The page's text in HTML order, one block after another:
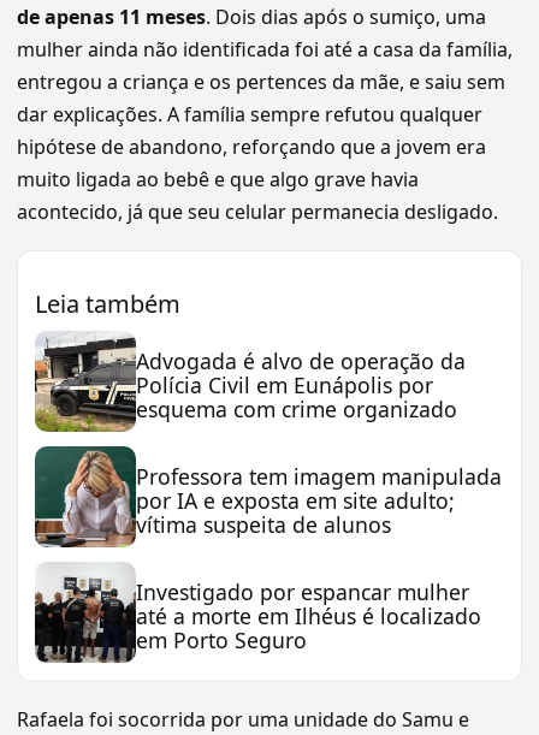
de apenas 11 meses. Dois dias após o sumiço, uma
mulher ainda não identificada foi até a casa da família,
entregou a criança e os pertences da mãe, e saiu sem
dar explicações. A família sempre refutou qualquer
hipótese de abandono, reforçando que a jovem era
muito ligada ao bebê e que algo grave havia
acontecido, já que seu celular permanecia desligado.
Leia também
Advogada é alvo de operação da
Polícia Civil em Eunápolis por
esquema com crime organizado
Professora tem imagem manipulada
por IA e exposta em site adulto;
vítima suspeita de alunos
Investigado por espancar mulher
até a morte em Ilhéus é localizado
em Porto Seguro
Rafaela foi socorrida por uma unidade do Samu e